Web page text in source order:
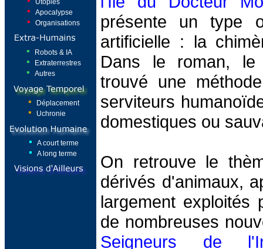
Utopies
Apocalypse
Organisations
Robots & IA
Extraterrestres
Autres
Déplacement
Uchronie
A court terme
A long terme
présente un type
artificielle : la
Dans le roman, le
trouvé une
serviteurs
domestiques ou
On retrouve le
dérivés d'animaux,
largement exploités
de nombreuses
Seigneurs de